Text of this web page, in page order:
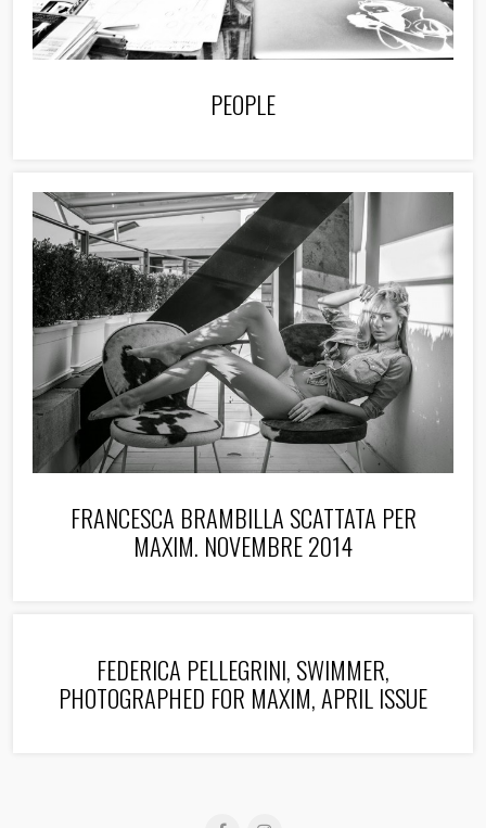
PEOPLE
FRANCESCA BRAMBILLA SCATTATA PER
MAXIM. NOVEMBRE 2014
FEDERICA PELLEGRINI, SWIMMER,
PHOTOGRAPHED FOR MAXIM, APRIL ISSUE